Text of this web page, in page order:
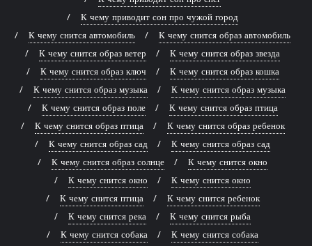
К чему приводит сон про чужой город
К чему снится автомобиль
К чему снится образ автомобиль
К чему снится образ ветер
К чему снится образ звезда
К чему снится образ ключ
К чему снится образ кошка
К чему снится образ музыка
К чему снится образ музыка
К чему снится образ поле
К чему снится образ птица
К чему снится образ птица
К чему снится образ ребенок
К чему снится образ сад
К чему снится образ сад
К чему снится образ солнце
К чему снится окно
К чему снится окно
К чему снится окно
К чему снится птица
К чему снится ребенок
К чему снится река
К чему снится рыба
К чему снится собака
К чему снится собака